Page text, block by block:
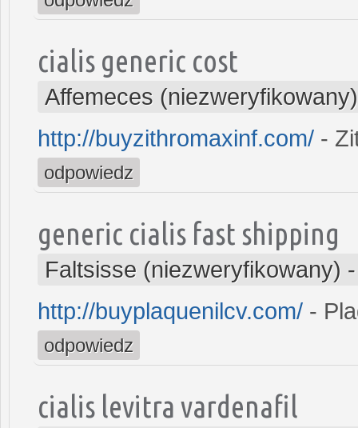
cialis generic cost
Affemeces (niezweryfikowany)
http://buyzithromaxinf.com/ -
odpowiedz
generic cialis fast shipping
Faltsisse (niezweryfikowany)
http://buyplaquenilcv.com/ -
odpowiedz
cialis levitra vardenafil